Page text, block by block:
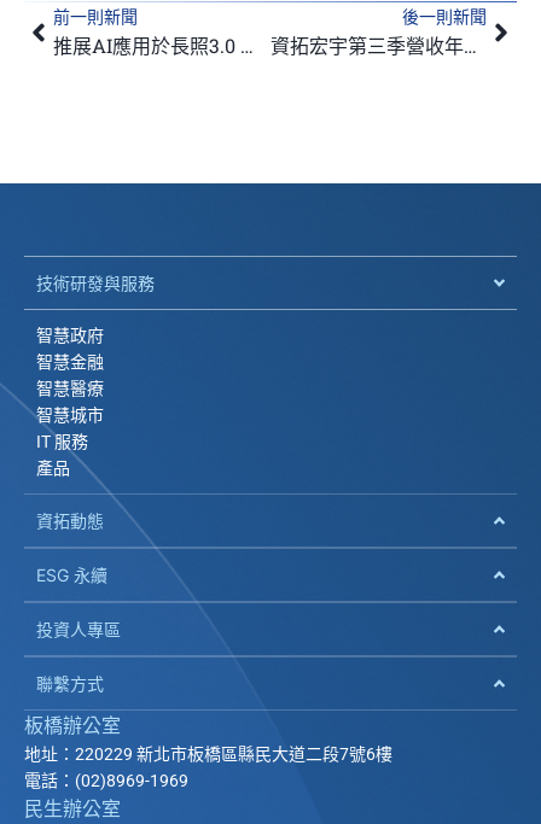
上一頁
前一則新聞
推展AI應用於長照3.0 資拓宏宇智慧醫療業務成長新動能
後一則新聞
資拓宏宇第三季營收年增58.6% 智慧城市市場看增
下
技術研發與服務
智慧政府
智慧金融
智慧醫療
智慧城市
IT 服務
產品
資拓動態
ESG 永續
投資人專區
聯繫方式
板橋辦公室
地址：220229 新北市板橋區縣民大道二段7號6樓
電話：(02)8969-1969
民生辦公室